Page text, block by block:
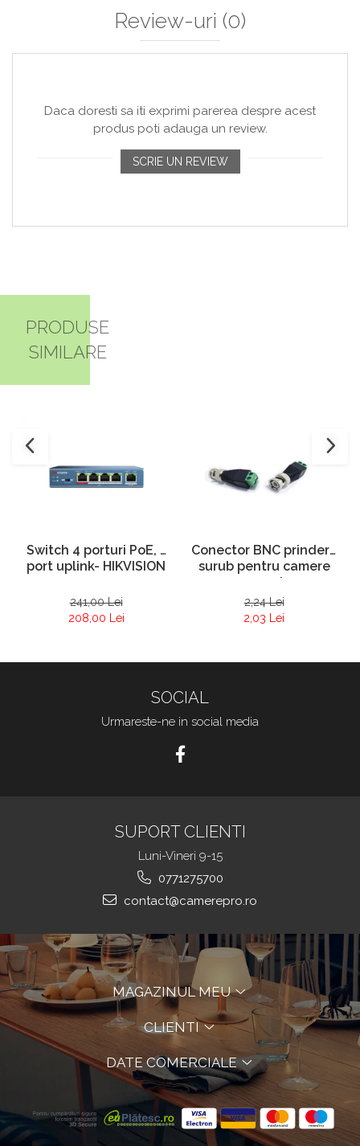
Review-uri (0)
Daca doresti sa iti exprimi parerea despre acest
produs poti adauga un review.
SCRIE UN REVIEW
PRODUSE
SIMILARE
Switch 4 porturi PoE, 1
port uplink- HIKVISION
241,00 Lei
208,00 Lei
Conector BNC prindere
surub pentru camere
supraveghere
2,24 Lei
2,03 Lei
SOCIAL
Urmareste-ne in social media
SUPORT CLIENTI
Luni-Vineri 9-15
0771275700
contact@camerepro.ro
MAGAZINUL MEU
CLIENTI
DATE COMERCIALE